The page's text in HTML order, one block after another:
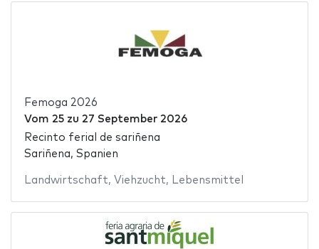
Femoga 2026
Vom 25zu 27 September 2026
Recinto ferial de sariñena
Sariñena, Spanien
Landwirtschaft, Viehzucht, Lebensmittel